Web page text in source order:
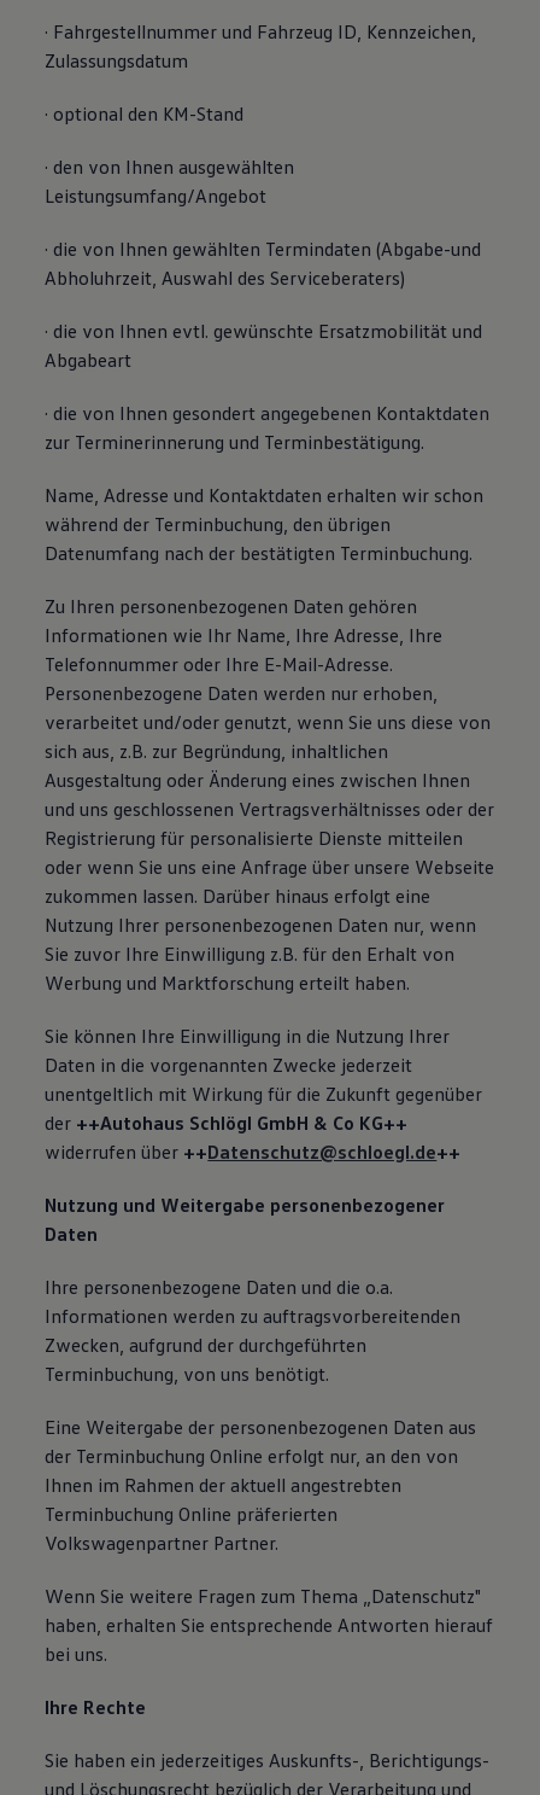
· Fahrgestellnummer und Fahrzeug ID, Kennzeichen,
Zulassungsdatum
· optional den KM-Stand
· den von Ihnen ausgewählten
Leistungsumfang/Angebot
· die von Ihnen gewählten Termindaten (Abgabe-und
Abholuhrzeit, Auswahl des Serviceberaters)
· die von Ihnen evtl. gewünschte Ersatzmobilität und
Abgabeart
· die von Ihnen gesondert angegebenen Kontaktdaten
zur Terminerinnerung und Terminbestätigung.
Name, Adresse und Kontaktdaten erhalten wir schon
während der Terminbuchung, den übrigen
Datenumfang nach der bestätigten Terminbuchung.
Zu Ihren personenbezogenen Daten gehören
Informationen wie Ihr Name, Ihre Adresse, Ihre
Telefonnummer oder Ihre E-Mail-Adresse.
Personenbezogene Daten werden nur erhoben,
verarbeitet und/oder genutzt, wenn Sie uns diese von
sich aus, z.B. zur Begründung, inhaltlichen
Ausgestaltung oder Änderung eines zwischen Ihnen
und uns geschlossenen Vertragsverhältnisses oder der
Registrierung für personalisierte Dienste mitteilen
oder wenn Sie uns eine Anfrage über unsere Webseite
zukommen lassen. Darüber hinaus erfolgt eine
Nutzung Ihrer personenbezogenen Daten nur, wenn
Sie zuvor Ihre Einwilligung z.B. für den Erhalt von
Werbung und Marktforschung erteilt haben.
Sie können Ihre Einwilligung in die Nutzung Ihrer
Daten in die vorgenannten Zwecke jederzeit
unentgeltlich mit Wirkung für die Zukunft gegenüber
der ++Autohaus Schlögl GmbH & Co KG++
widerrufen über ++Datenschutz@schloegl.de++
Nutzung und Weitergabe personenbezogener
Daten
Ihre personenbezogene Daten und die o.a.
Informationen werden zu auftragsvorbereitenden
Zwecken, aufgrund der durchgeführten
Terminbuchung, von uns benötigt.
Eine Weitergabe der personenbezogenen Daten aus
der Terminbuchung Online erfolgt nur, an den von
Ihnen im Rahmen der aktuell angestrebten
Terminbuchung Online präferierten
Volkswagenpartner Partner.
Wenn Sie weitere Fragen zum Thema „Datenschutz"
haben, erhalten Sie entsprechende Antworten hierauf
bei uns.
Ihre Rechte
Sie haben ein jederzeitiges Auskunfts-, Berichtigungs-
und Löschungsrecht bezüglich der Verarbeitung und